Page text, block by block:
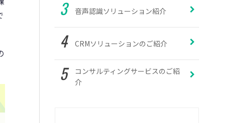
音声認識ソリューション紹介
CRMソリューションのご紹介
コンサルティングサービスのご紹
介